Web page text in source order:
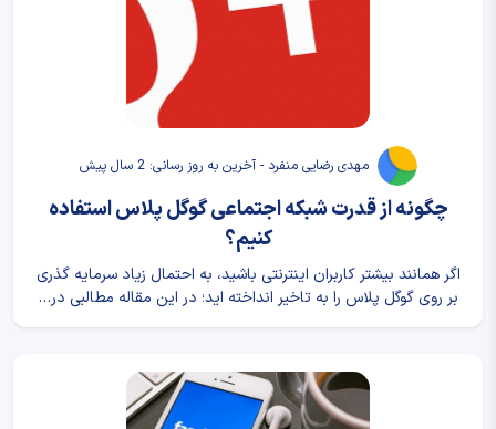
مهدی رضایی منفرد - آخرین به روز رسانی: 2 سال پیش
چگونه از قدرت شبکه اجتماعی گوگل پلاس استفاده
کنیم؟
اگر همانند بیشتر کاربران اینترنتی باشید، به احتمال زیاد سرمایه گذری
بر روی گوگل پلاس را به تاخیر انداخته اید؛ در این مقاله مطالبی در…